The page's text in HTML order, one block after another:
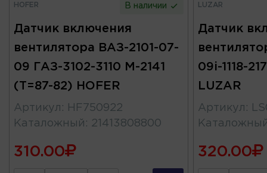
HOFER В наличии
Датчик включения
вентилятора ВАЗ-2101-07-
09 ГАЗ-3102-3110 М-2141
(T=87-82) HOFER
Артикул :
HF750922
Каталожный : 21413808800
310.00
LUZAR
Датчик
09i-1118-
LUZAR
Артикул :
320.00